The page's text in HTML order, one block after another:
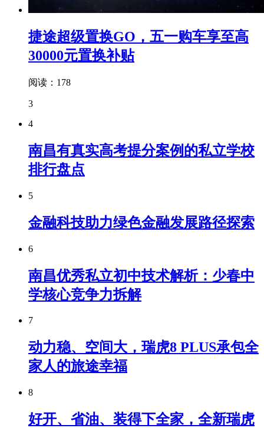
捷途超级置换GO，五一购车享至高
30000元置换补贴
阅读：178
3
4
南昌有真实高考提分案例的私立学校
排行盘点
5
金融科技助力绿色金融发展路径探索
6
南昌优秀私立初中技术解析：少春中
学核心竞争力拆解
7
动力稳、空间大，瑞虎8 PLUS承包全
家人的旅途幸福
8
好开、省油、装得下全家，全新瑞虎